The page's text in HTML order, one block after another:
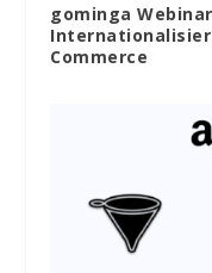
gominga
Commerce